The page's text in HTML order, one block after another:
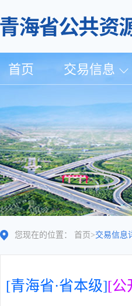
首页 交易信息
您现在的位置： 首页 >交易信息
[青海省·省本级][公